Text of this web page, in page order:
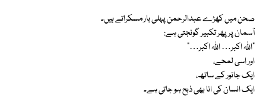
صحن میں کھڑے عبدالرحمن پہلی بار مسکراتے ہیں۔
آسمان پر پھر تکبیر گونجتی ہے:
“اللہ اکبر… اللہ اکبر…”
اور اسی لمحے،
ایک جانور کے ساتھ،
ایک انسان کی انا بھی ذبح ہو جاتی ہے۔